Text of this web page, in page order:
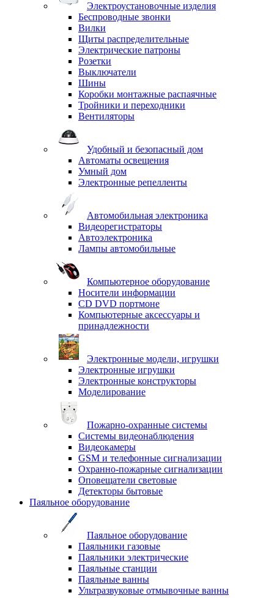
Электроустановочные изделия
Беспроводные звонки
Вилки
Щиты распределительные
Электрические патроны
Розетки
Выключатели
Шины
Коробки монтажные распаячные
Тройники и переходники
Вентиляторы
Удобный и безопасный дом
Автоматы освещения
Умный дом
Электронные репелленты
Автомобильная электроника
Видеорегистраторы
Автоэлектроника
Лампы автомобильные
Компьютерное оборудование
Носители информации
CD DVD портмоне
Компьютерные аксессуары и
принадлежности
Электронные модели, игрушки
Электронные игрушки
Электронные конструкторы
Моделирование
Пожарно-охранные системы
Системы видеонаблюдения
Видеокамеры
GSM и телефонные сигнализации
Охранно-пожарные сигнализации
Оповещатели световые
Детекторы бытовые
Паяльное оборудование
Паяльное оборудование
Паяльники газовые
Паяльники электрические
Паяльные станции
Паяльные ванны
Ультразвуковые отмывочные ванны